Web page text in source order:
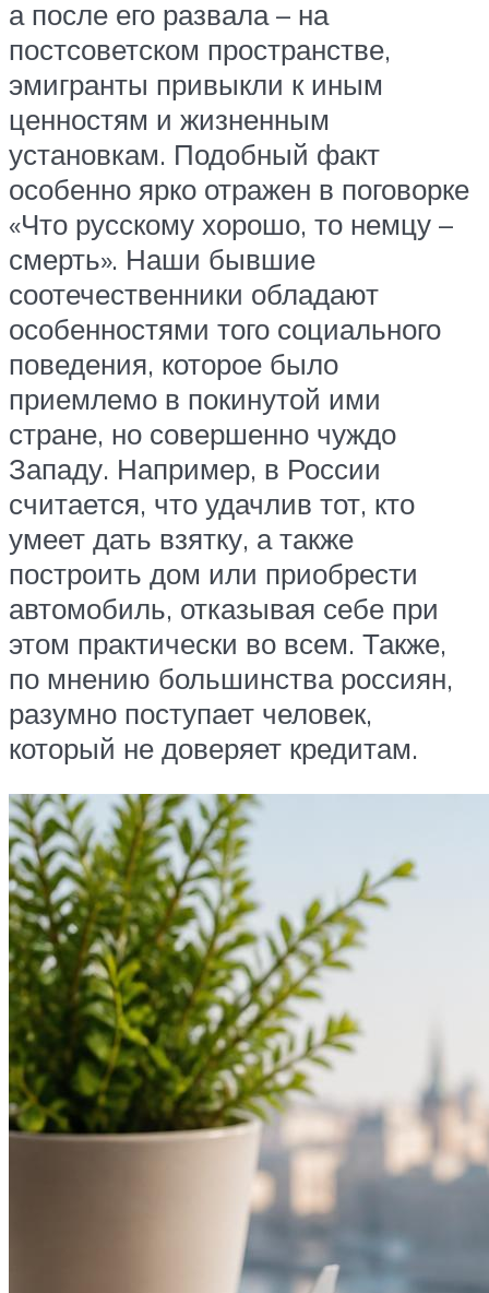
а после его развала – на
постсоветском пространстве,
эмигранты привыкли к иным
ценностям и жизненным
установкам. Подобный факт
особенно ярко отражен в поговорке
«Что русскому хорошо, то немцу –
смерть». Наши бывшие
соотечественники обладают
особенностями того социального
поведения, которое было
приемлемо в покинутой ими
стране, но совершенно чуждо
Западу. Например, в России
считается, что удачлив тот, кто
умеет дать взятку, а также
построить дом или приобрести
автомобиль, отказывая себе при
этом практически во всем. Также,
по мнению большинства россиян,
разумно поступает человек,
который не доверяет кредитам.